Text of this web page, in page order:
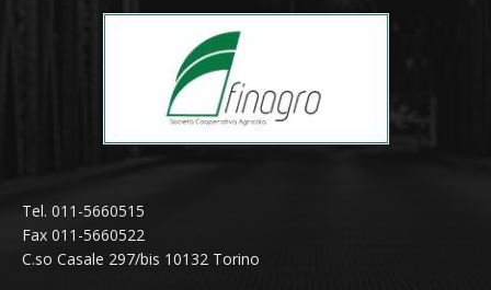
Tel. 011-5660515
Fax 011-5660522
C.so Casale 297/bis 10132 Torino